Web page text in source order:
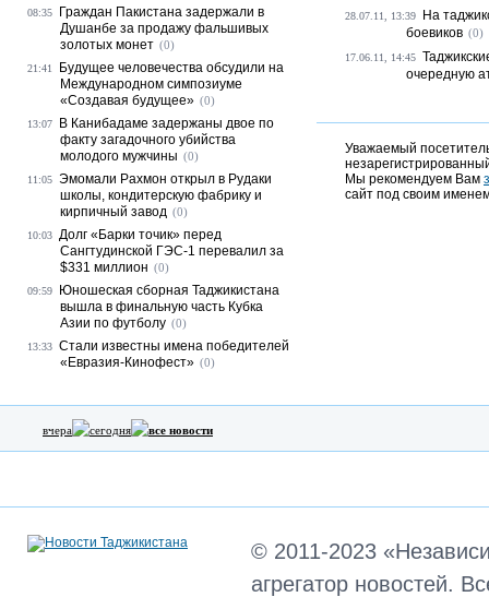
28.07.11, 13:39
На
боевиков (0)
17.06.11, 14:45
очередную
Уважаемый
Мы рекомендуем Вам
сайт под своим
08:35
Граждан Пакистана задержали в
Душанбе за продажу фальшивых
золотых монет (0)
21:41
Будущее человечества обсудили на
Международном симпозиуме
«Создавая будущее» (0)
13:07
В Канибадаме задержаны двое по
факту загадочного убийства
молодого мужчины (0)
11:05 Эмомали Рахмон открыл в Рудаки
школы, кондитерскую фабрику и
кирпичный завод (0)
10:03 Долг «Барки точик» перед
Сангтудинской ГЭС-1 перевалил за
$331 миллион (0)
09:59
Юношеская сборная Таджикистана
вышла в финальную часть Кубка
Азии по футболу (0)
13:33 Стали известны имена победителей
«Евразия-Кинофест» (0)
вчера сегодня все новости
© 2011-2023
агрегатор новостей.